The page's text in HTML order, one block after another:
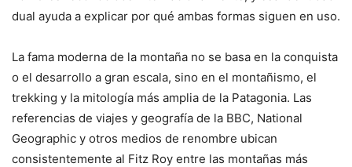
dual ayuda a explicar por qué ambas formas siguen en uso.
La fama moderna de la montaña no se basa en la conquista
o el desarrollo a gran escala, sino en el montañismo, el
trekking y la mitología más amplia de la Patagonia. Las
referencias de viajes y geografía de la BBC, National
Geographic y otros medios de renombre ubican
consistentemente al Fitz Roy entre las montañas más